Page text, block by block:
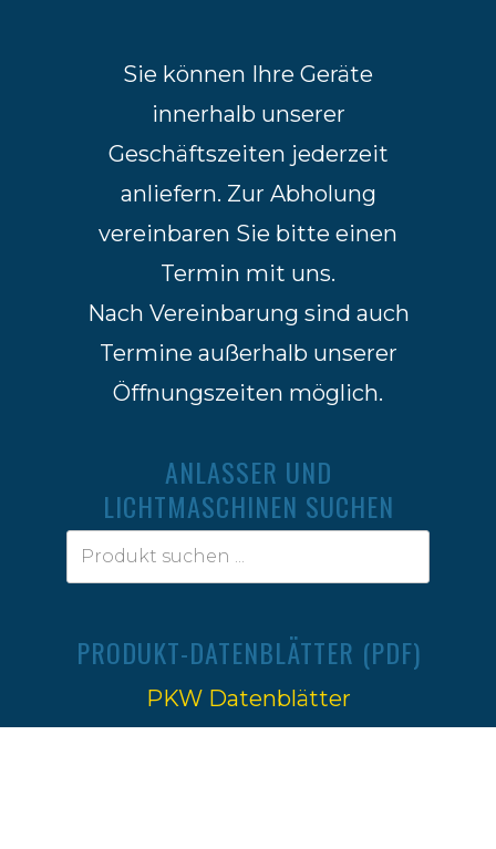
Sie können Ihre Geräte
innerhalb unserer
Geschäftszeiten jederzeit
anliefern. Zur Abholung
vereinbaren Sie bitte einen
Termin mit uns.
Nach Vereinbarung sind auch
Termine außerhalb unserer
Öffnungszeiten möglich.
ANLASSER UND
LICHTMASCHINEN SUCHEN
PRODUKT-DATENBLÄTTER (PDF)
PKW Datenblätter